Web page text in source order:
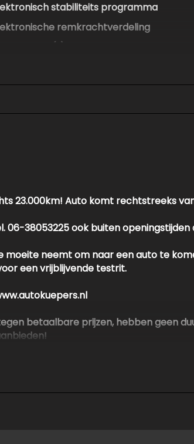
stabiliteits programma
remkrachtverdeling
start
23.000km! Auto komt rechtstreeks
38053225 ook buiten
neemt om naar een auto te
een vrijblijvende testrit.
betaalbare prijzen, hebben geen
niet alleen op deze
Neem contact op met de verkoper